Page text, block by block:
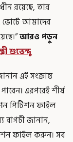
রয়েছে, তার
ভোটে আমাদের
আরও পড়ুন
শুভেন্দু
এই সংক্রান্ত
এরপরেই শীর্ষ
পিটিশন ফাইল
বাগচী জানান,
ফাইল করুন। সব